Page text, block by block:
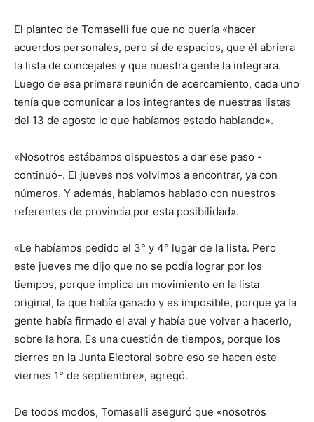
El planteo de Tomaselli fue que no quería «hacer
acuerdos personales, pero sí de espacios, que él abriera
la lista de concejales y que nuestra gente la integrara.
Luego de esa primera reunión de acercamiento, cada uno
tenía que comunicar a los integrantes de nuestras listas
del 13 de agosto lo que habíamos estado hablando».
«Nosotros estábamos dispuestos a dar ese paso -
continuó-. El jueves nos volvimos a encontrar, ya con
números. Y además, habíamos hablado con nuestros
referentes de provincia por esta posibilidad».
«Le habíamos pedido el 3° y 4° lugar de la lista. Pero
este jueves me dijo que no se podía lograr por los
tiempos, porque implica un movimiento en la lista
original, la que había ganado y es imposible, porque ya la
gente había firmado el aval y había que volver a hacerlo,
sobre la hora. Es una cuestión de tiempos, porque los
cierres en la Junta Electoral sobre eso se hacen este
viernes 1° de septiembre», agregó.
De todos modos, Tomaselli aseguró que «nosotros